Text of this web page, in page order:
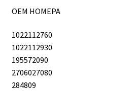
OEM НОМЕРА
1022112760
1022112930
195572090
2706027080
284809